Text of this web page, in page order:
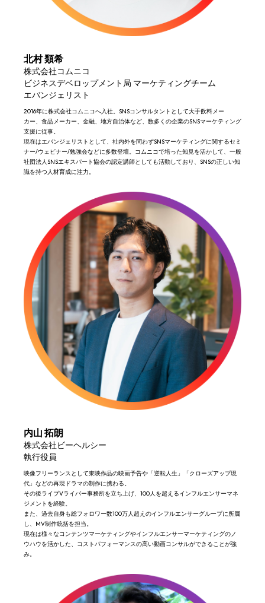
北村 類希
株式会社コムニコ
ビジネスデベロップメント局 マーケティングチーム
エバンジェリスト
2016年に株式会社コムニコへ入社。SNSコンサルタントとして大手飲料メー
カー、食品メーカー、金融、地方自治体など、数多くの企業のSNSマーケティング
支援に従事。
現在はエバンジェリストとして、社内外を問わずSNSマーケティングに関するセミ
ナー/ウェビナー/勉強会などに多数登壇。コムニコで培った知見を活かして、一般
社団法人SNSエキスパート協会の認定講師としても活動しており、SNSの正しい知
識を持つ人材育成に注力。
内山 拓朗
株式会社ビーヘルシー
執行役員
映像フリーランスとして東映作品の映画予告や「逆転人生」「クローズアップ現
代」などの再現ドラマの制作に携わる。
その後ライブVライバー事務所を立ち上げ、100人を超えるインフルエンサーマネ
ジメントを経験。
また、過去自身も総フォロワー数100万人超えのインフルエンサーグループに所属
し、MV制作統括を担当。
現在は様々なコンテンツマーケティングやインフルエンサーマーケティングのノ
ウハウを活かした、コストパフォーマンスの高い動画コンサルができることが強
み。